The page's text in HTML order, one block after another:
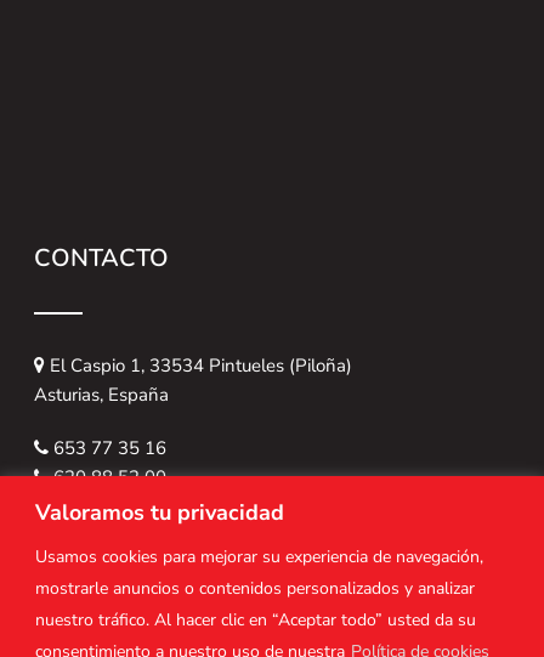
Valoramos tu privacidad
Usamos cookies para mejorar su experiencia de navegación,
mostrarle anuncios o contenidos personalizados y analizar
nuestro tráfico. Al hacer clic en “Aceptar todo” usted da su
consentimiento a nuestro uso de nuestra Política de cookies
CONTACTO
El Caspio 1, 33534 Pintueles (Piloña)
Asturias, España
653 77 35 16
620 88 52 00
asturalturavertical@gmail.com